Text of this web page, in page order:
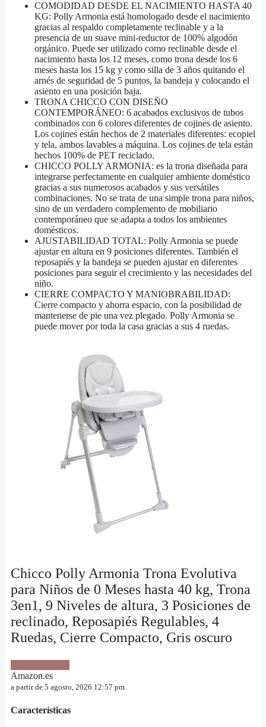
COMODIDAD DESDE EL NACIMIENTO HASTA 40
KG: Polly Armonia está homologado desde el nacimiento
gracias al respaldo completamente reclinable y a la
presencia de un suave mini-reductor de 100% algodón
orgánico. Puede ser utilizado como reclinable desde el
nacimiento hasta los 12 meses, como trona desde los 6
meses hasta los 15 kg y como silla de 3 años quitando el
arnés de seguridad de 5 puntos, la bandeja y colocando el
asiento en una posición baja.
TRONA CHICCO CON DISEÑO
CONTEMPORÁNEO: 6 acabados exclusivos de tubos
combinados con 6 colores diferentes de cojines de asiento.
Los cojines están hechos de 2 materiales diferentes: ecopiel
y tela, ambos lavables a máquina. Los cojines de tela están
hechos 100% de PET reciclado.
CHICCO POLLY ARMONIA: es la trona diseñada para
integrarse perfectamente en cualquier ambiente doméstico
gracias a sus numerosos acabados y sus versátiles
combinaciones. No se trata de una simple trona para niños,
sino de un verdadero complemento de mobiliario
contemporáneo que se adapta a todos los ambientes
domésticos.
AJUSTABILIDAD TOTAL: Polly Armonia se puede
ajustar en altura en 9 posiciones diferentes. También el
reposapiés y la bandeja se pueden ajustar en diferentes
posiciones para seguir el crecimiento y las necesidades del
niño.
CIERRE COMPACTO Y MANIOBRABILIDAD:
Cierre compacto y ahorra espacio, con la posibilidad de
mantenerse de pie una vez plegado. Polly Armonia se
puede mover por toda la casa gracias a sus 4 ruedas.
Chicco Polly Armonia Trona Evolutiva
para Niños de 0 Meses hasta 40 kg, Trona
3en1, 9 Niveles de altura, 3 Posiciones de
reclinado, Reposapiés Regulables, 4
Ruedas, Cierre Compacto, Gris oscuro
Amazon.es
a partir de 5 agosto, 2026 12:57 pm
Características